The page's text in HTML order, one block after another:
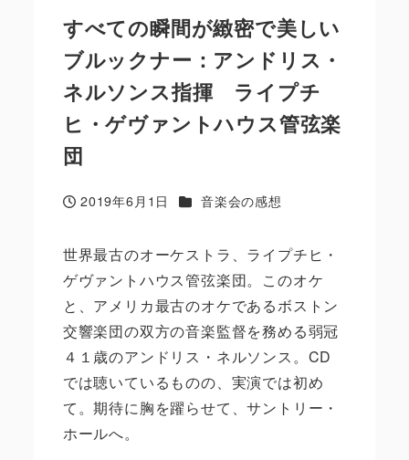
すべての瞬間が緻密で美しい
ブルックナー：アンドリス・
ネルソンス指揮 ライプチ
ヒ・ゲヴァントハウス管弦楽
団
投稿日
2019年6月1日 カテゴリー
音楽会の感想
世界最古のオーケストラ、ライプチヒ・
ゲヴァントハウス管弦楽団。このオケ
と、アメリカ最古のオケであるボストン
交響楽団の双方の音楽監督を務める弱冠
４１歳のアンドリス・ネルソンス。CD
では聴いているものの、実演では初め
て。期待に胸を躍らせて、サントリー・
ホールへ。